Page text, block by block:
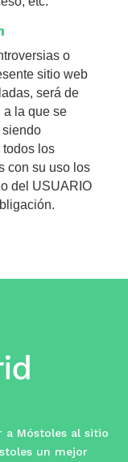
o
sitio web
será de
la que se
siendo
todos los
con su uso los
del USUARIO
a Móstoles al sitio
un mejor